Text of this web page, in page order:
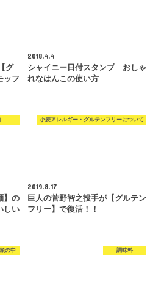
グ
ッフ
2018.4.4
シャイニー日付スタンプ おしゃ
れなはんこの使い方
】の
しい
小麦アレルギー・グルテンフリーについて
2019.8.17
巨人の菅野智之投手が【グルテン
フリー】で復活！！
の中 調味料